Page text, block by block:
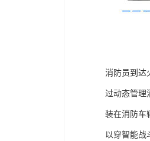
消防员到达
过动态管理
装在消防车
以穿智能战